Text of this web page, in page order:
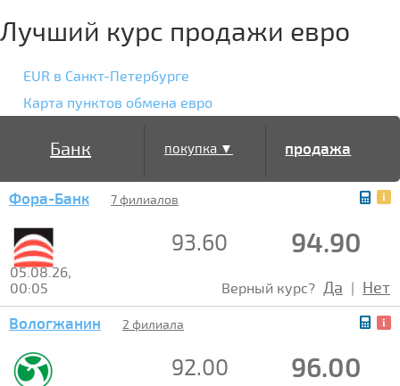
Лучший курс продажи евро
EUR в Санкт-Петербурге
Карта пунктов обмена евро
Банк покупка ▼ продажа
Фора-Банк 7 филиалов
93.60 94.90
05.08.26,
00:05
Верный курс? Да | Нет
Вологжанин 2 филиала
92.00 96.00